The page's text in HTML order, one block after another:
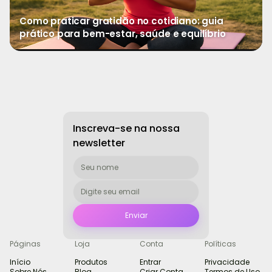
Como praticar gratidão no cotidiano: guia
prático para bem-estar, saúde e equilíbrio
Ver mais→
Inscreva-se na nossa
newsletter
Páginas
Início
Loja
Produtos
Conta
Entrar
Políticas
Privacidade